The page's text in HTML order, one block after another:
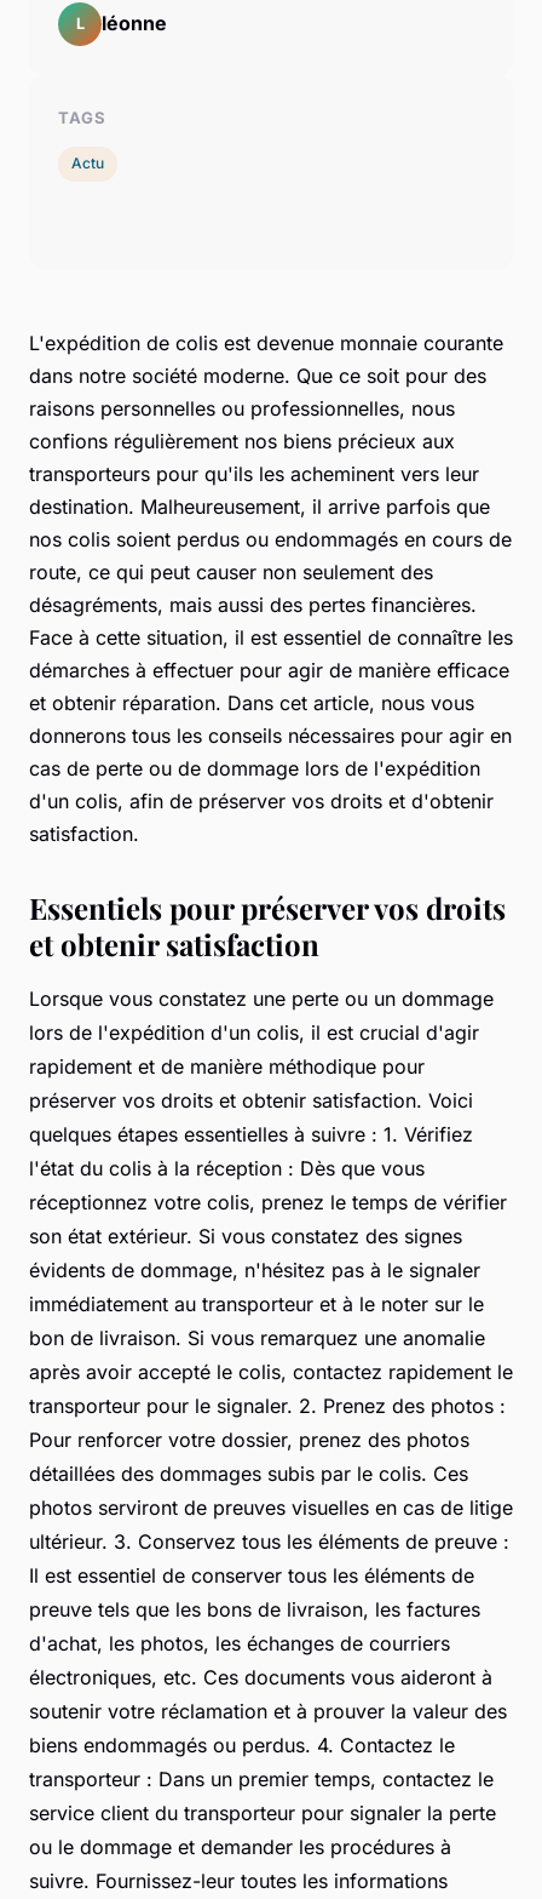
L'expédition de colis est devenue monnaie courante
dans notre société moderne. Que ce soit pour des
raisons personnelles ou professionnelles, nous
confions régulièrement nos biens précieux aux
transporteurs pour qu'ils les acheminent vers leur
destination. Malheureusement, il arrive parfois que
nos colis soient perdus ou endommagés en cours de
route, ce qui peut causer non seulement des
désagréments, mais aussi des pertes financières.
Face à cette situation, il est essentiel de connaître les
démarches à effectuer pour agir de manière efficace
et obtenir réparation. Dans cet article, nous vous
donnerons tous les conseils nécessaires pour agir en
cas de perte ou de dommage lors de l'expédition
d'un colis, afin de préserver vos droits et d'obtenir
satisfaction.
Essentiels pour préserver vos droits
et obtenir satisfaction
Lorsque vous constatez une perte ou un dommage
lors de l'expédition d'un colis, il est crucial d'agir
rapidement et de manière méthodique pour
préserver vos droits et obtenir satisfaction. Voici
quelques étapes essentielles à suivre : 1. Vérifiez
l'état du colis à la réception : Dès que vous
réceptionnez votre colis, prenez le temps de vérifier
son état extérieur. Si vous constatez des signes
évidents de dommage, n'hésitez pas à le signaler
immédiatement au transporteur et à le noter sur le
bon de livraison. Si vous remarquez une anomalie
après avoir accepté le colis, contactez rapidement le
transporteur pour le signaler. 2. Prenez des photos :
Pour renforcer votre dossier, prenez des photos
détaillées des dommages subis par le colis. Ces
photos serviront de preuves visuelles en cas de litige
ultérieur. 3. Conservez tous les éléments de preuve :
Il est essentiel de conserver tous les éléments de
preuve tels que les bons de livraison, les factures
d'achat, les photos, les échanges de courriers
électroniques, etc. Ces documents vous aideront à
soutenir votre réclamation et à prouver la valeur des
biens endommagés ou perdus. 4. Contactez le
transporteur : Dans un premier temps, contactez le
service client du transporteur pour signaler la perte
ou le dommage et demander les procédures à
suivre. Fournissez-leur toutes les informations
L léonne
TAGS
Actu